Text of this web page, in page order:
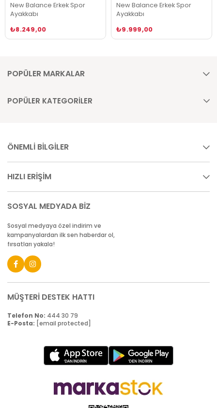
New Balance Erkek Spor
Ayakkabı
₺8.249,00
New Balance Erkek Spor
Ayakkabı
₺9.999,00
POPÜLER MARKALAR
POPÜLER KATEGORİLER
ÖNEMLİ BİLGİLER
HIZLI ERİŞİM
SOSYAL MEDYADA BİZ
Sosyal medyaya özel indirim ve
kampanyalardan ilk sen haberdar ol,
fırsatları yakala!
MÜŞTERİ DESTEK HATTI
Telefon No: 444 30 79
E-Posta: [email protected]